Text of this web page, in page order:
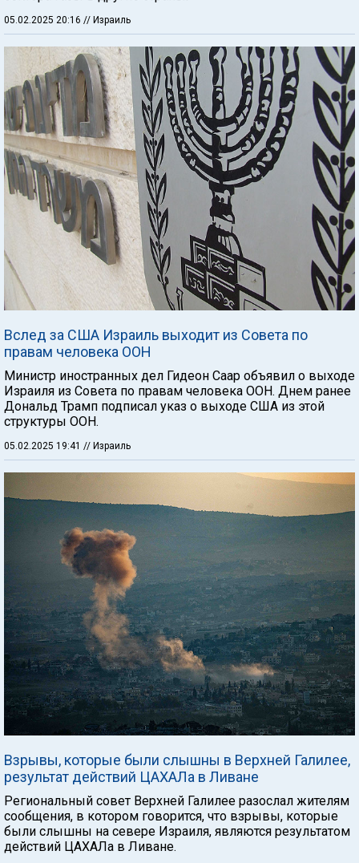
05.02.2025 20:16 // Израиль
Вслед за США Израиль выходит из Совета по
правам человека ООН
Министр иностранных дел Гидеон Саар объявил о выходе
Израиля из Совета по правам человека ООН. Днем ранее
Дональд Трамп подписал указ о выходе США из этой
структуры ООН.
05.02.2025 19:41 // Израиль
Взрывы, которые были слышны в Верхней Галилее,
результат действий ЦАХАЛа в Ливане
Региональный совет Верхней Галилее разослал жителям
сообщения, в котором говорится, что взрывы, которые
были слышны на севере Израиля, являются результатом
действий ЦАХАЛа в Ливане.